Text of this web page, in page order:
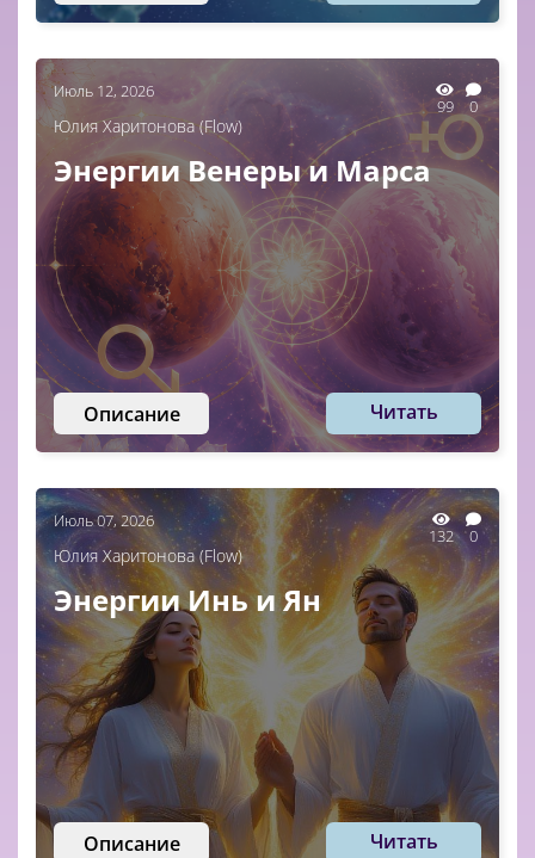
Июль 12, 2026
99 0
Юлия Харитонова (Flow)
Энергии Венеры и Марса
Описание Читать
Июль 07, 2026
132 0
Юлия Харитонова (Flow)
Энергии Инь и Ян
Описание Читать